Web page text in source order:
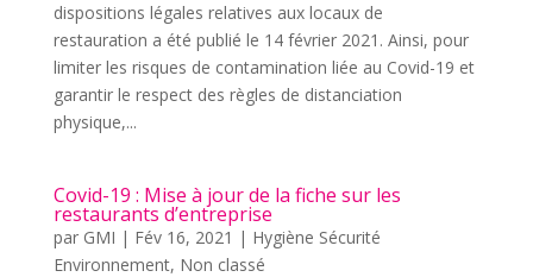
dispositions légales relatives aux locaux de
restauration a été publié le 14 février 2021. Ainsi, pour
limiter les risques de contamination liée au Covid-19 et
garantir le respect des règles de distanciation
physique,...
Covid-19 : Mise à jour de la fiche sur les
restaurants d’entreprise
par GMI | Fév 16, 2021 | Hygiène Sécurité
Environnement, Non classé